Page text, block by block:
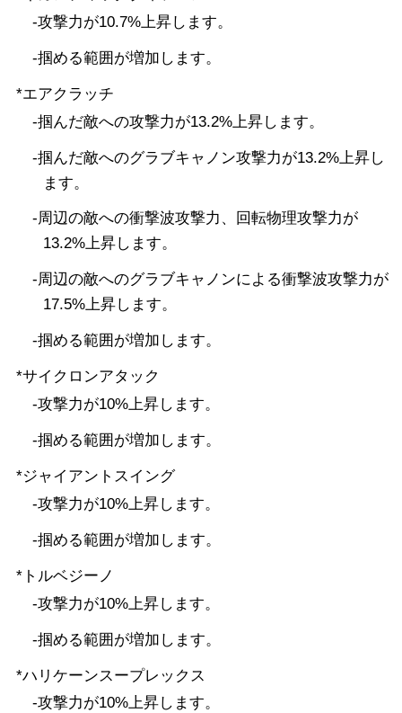
-攻撃力が10.7%上昇します。
-掴める範囲が増加します。
*エアクラッチ
-掴んだ敵への攻撃力が13.2%上昇します。
-掴んだ敵へのグラブキャノン攻撃力が13.2%上昇し
ます。
-周辺の敵への衝撃波攻撃力、回転物理攻撃力が
13.2%上昇します。
-周辺の敵へのグラブキャノンによる衝撃波攻撃力が
17.5%上昇します。
-掴める範囲が増加します。
*サイクロンアタック
-攻撃力が10%上昇します。
-掴める範囲が増加します。
*ジャイアントスイング
-攻撃力が10%上昇します。
-掴める範囲が増加します。
*トルベジーノ
-攻撃力が10%上昇します。
-掴める範囲が増加します。
*ハリケーンスープレックス
-攻撃力が10%上昇します。